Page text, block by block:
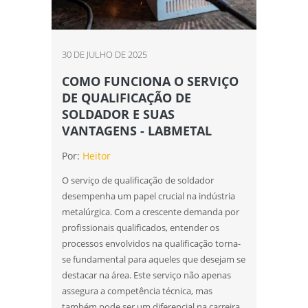
Ensaios mecânicos de materiais
metálicos
Ensaios mecânicos e metalúrgicos
Inspetor de solda qualificação
Inspeção de solda
Laboratório de análise química
Laboratório de ensaios
Laboratório de ensaios mecânicos
Laboratório de ensaios mecânicos e
materiais
Laboratório de ensaios mecânicos e
metalográficos
30 DE JULHO DE 2025
COMO FUNCIONA O SERVIÇO
DE QUALIFICAÇÃO DE
SOLDADOR E SUAS
VANTAGENS - LABMETAL
Por: Heitor
O serviço de qualificação de soldador
desempenha um papel crucial na indústria
metalúrgica. Com a crescente demanda por
profissionais qualificados, entender os
processos envolvidos na qualificação torna-
se fundamental para aqueles que desejam se
destacar na área. Este serviço não apenas
assegura a competência técnica, mas